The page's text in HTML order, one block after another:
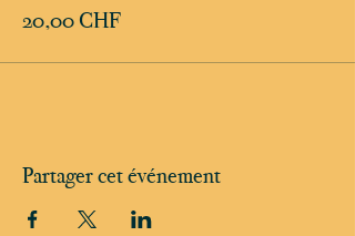
20,00 CHF
Partager cet événement